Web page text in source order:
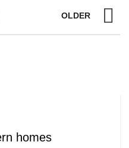
OLDER
homes